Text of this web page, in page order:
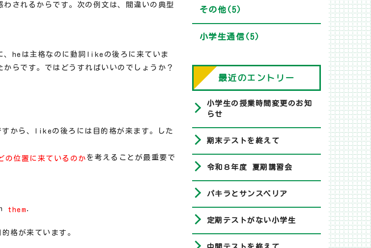
されるからです。次の例文は、間違いの典型
、heは主格なのに動詞likeの後ろに来ていま
らです。ではどうすればいいのでしょうか？
から、likeの後ろには目的格が来ます。した
の位置に来ているのか を考えることが最重要で
them .
格が来ています。
その他(5)
小学生通信(5)
最近のエントリー
小学生の授業時間変更のお知
らせ
期末テストを終えて
令和８年度 夏期講習会
パキラとサンスベリア
定期テストがない小学生